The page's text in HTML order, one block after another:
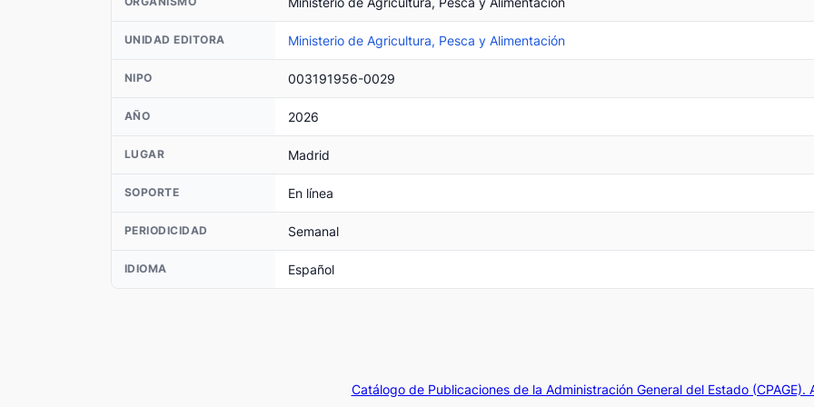
UNIDAD EDITORA Ministerio de Agricultura, Pesca y Alimentación
NIPO 003191956-0029
AÑO 2026
LUGAR Madrid
SOPORTE En línea
PERIODICIDAD Semanal
IDIOMA Español
Catálogo de Publicaciones de la Administración General del Estado (CPAGE).